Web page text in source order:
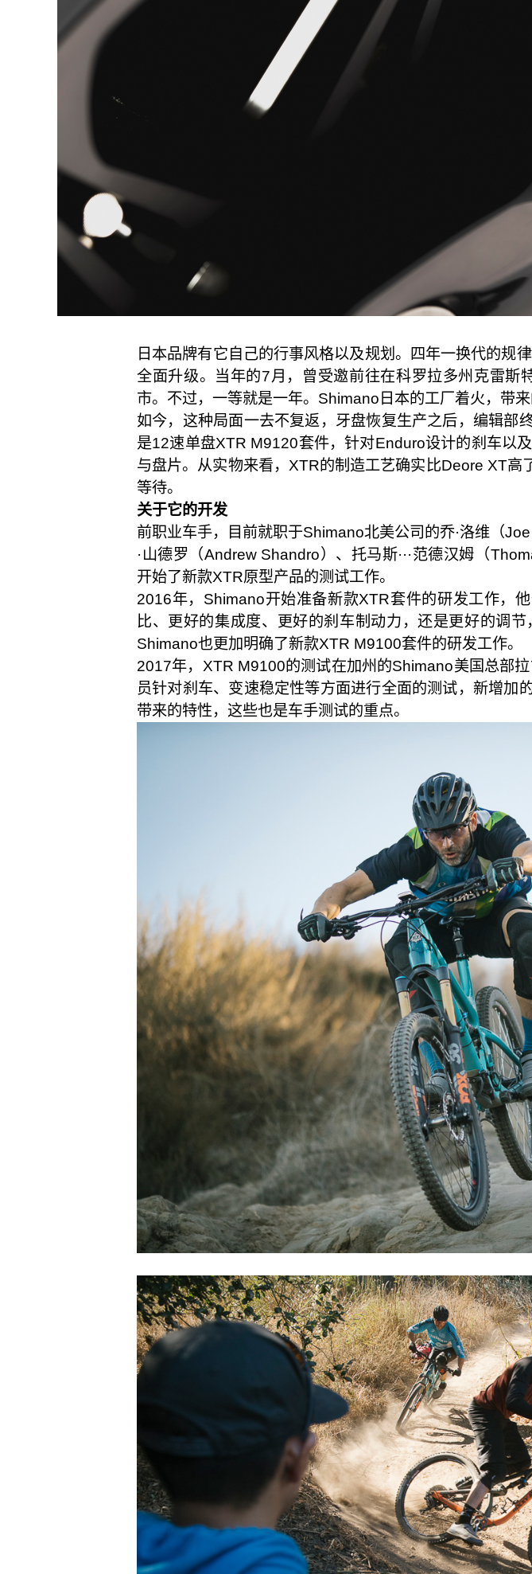
日本品牌有它自己的行事风格以及规划。四年一换代的规
全面升级。当年的7月，曾受邀前往在科罗拉多州克雷斯
市。不过，一等就是一年。Shimano日本的工厂着火，带
如今，这种局面一去不复返，牙盘恢复生产之后，编辑部
是12速单盘XTR M9120套件，针对Enduro设计的刹车以
与盘片。从实物来看，XTR的制造工艺确实比Deore XT
等待。
关于它的开发
前职业车手，目前就职于Shimano北美公司的乔·洛维（
·山德罗（Andrew Shandro）、托马斯···范德汉姆（
开始了新款XTR原型产品的测试工作。
2016年，Shimano开始准备新款XTR套件的研发工作，
比、更好的集成度、更好的刹车制动力，还是更好的调
Shimano也更加明确了新款XTR M9100套件的研发工作。
2017年，XTR M9100的测试在加州的Shimano美国总部
员针对刹车、变速稳定性等方面进行全面的测试，新增
带来的特性，这些也是车手测试的重点。